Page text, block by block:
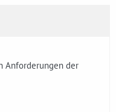
Anforderungen der